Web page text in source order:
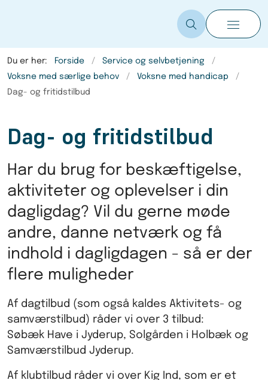
Du er her: Forside
Service og selvbetjening
Voksne med særlige behov
Voksne med handicap
Dag- og fritidstilbud
Dag- og fritidstilbud
Har du brug for beskæftigelse,
aktiviteter og oplevelser i din
dagligdag? Vil du gerne møde
andre, danne netværk og få
indhold i dagligdagen - så er der
flere muligheder
Af dagtilbud (som også kaldes Aktivitets- og
samværstilbud) råder vi over 3 tilbud:
Søbæk Have i Jyderup, Solgården i Holbæk og
Samværstilbud Jyderup.
Af klubtilbud råder vi over Kig Ind, som er et